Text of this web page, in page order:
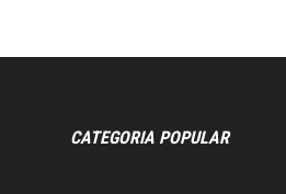
CATEGORIA POPULAR